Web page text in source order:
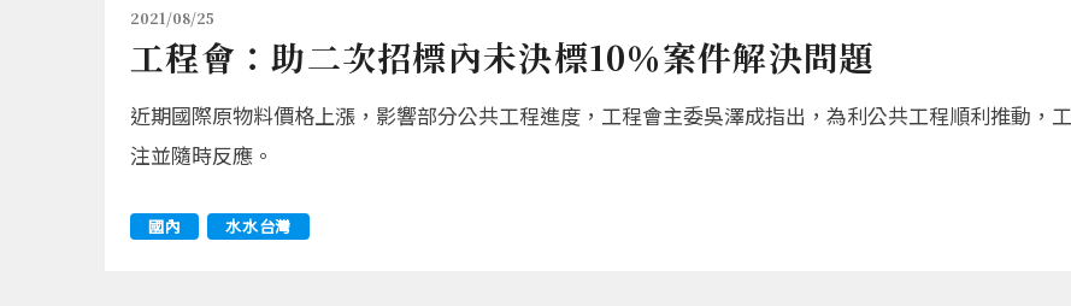
2021/08/25
工程會：助二次招標內未決標10％案件解決問題
近期國際原物料價格上漲，影響部分公共工程進度，工程會主委吳澤成指出，為利公共工程順利推動，
注並隨時反應。
國內 水水台灣